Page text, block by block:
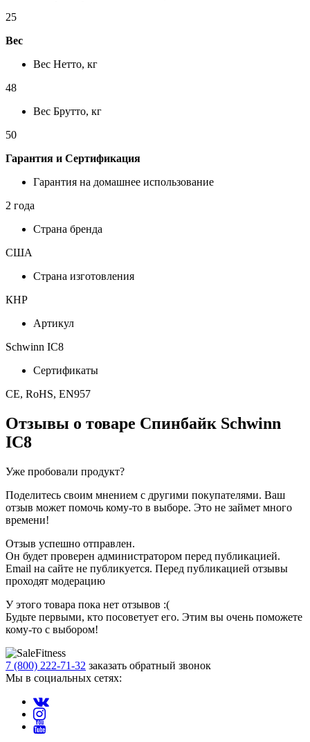
25
Вес
Вес Нетто, кг
48
Вес Брутто, кг
50
Гарантия и Сертификация
Гарантия на домашнее использование
2 года
Страна бренда
США
Страна изготовления
КНР
Артикул
Schwinn IC8
Сертификаты
CE, RoHS, EN957
Отзывы о товаре Спинбайк Schwinn
IC8
Уже пробовали продукт?
Поделитесь своим мнением с другими покупателями. Ваш
отзыв может помочь кому-то в выборе. Это не займет много
времени!
Отзыв успешно отправлен.
Он будет проверен администратором перед публикацией.
Email на сайте не публикуется. Перед публикацией отзывы
проходят модерацию
У этого товара пока нет отзывов :(
Будьте первыми, кто посоветует его. Этим вы очень поможете
кому-то с выбором!
7 (800) 222-71-32 заказать обратный звонок
Мы в социальных сетях: